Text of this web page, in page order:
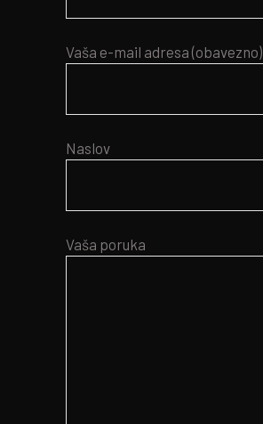
Vaša e-mail adresa (obavezno)
Naslov
Vaša poruka